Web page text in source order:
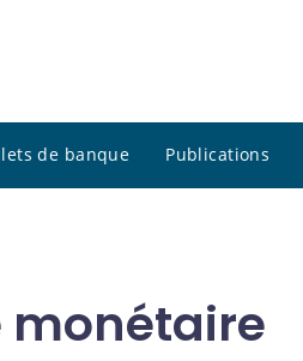
de banque Publications
monétaire